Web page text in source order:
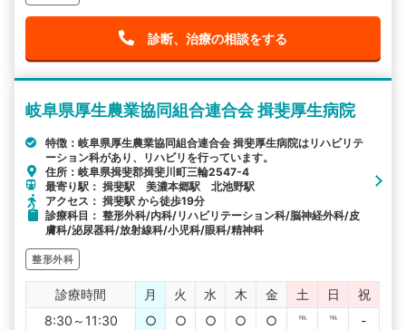
診断、治療の相談をする
岐阜県厚生農業協同組合連合会 揖斐厚生病院
特徴：岐阜県厚生農業協同組合連合会 揖斐厚生病院はリハビリテ
ーション科があり、リハビリを行っています。
住所：岐阜県揖斐郡揖斐川町三輪2547-4
最寄り駅： 揖斐駅 美濃本郷駅 北池野駅
アクセス： 揖斐駅 から徒歩19分
診療科目： 整形外科/内科/リハビリテーション科/脳神経外科/皮
膚科/泌尿器科/放射線科/小児科/眼科/精神科
整形外科
診療時間 月 火 水 木 金 土 日
祝
8:30～11:30
○ ○ ○ ○ ○ ℡ ℡ -